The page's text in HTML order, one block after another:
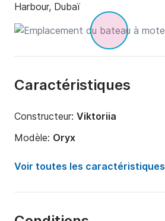
Harbour, Dubaï
Caractéristiques
Constructeur: Viktoriia
Modèle: Oryx
Puissance moteur:
1150cv
Voir toutes les caractéristiques